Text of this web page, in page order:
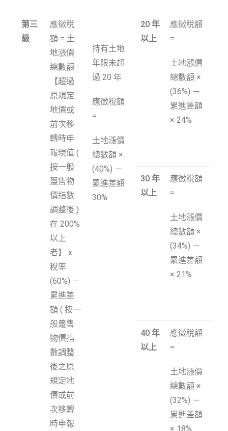
第三
級
應徵稅
額 = 土
地漲價
總數額
【超過
原規定
地價或
前次移
轉時申
報現值 (
按一般
躉售物
價指數
調整後 )
在 200%
以上
者】 x
稅率
(60%) －
累進差
額 ( 按一
般躉售
物價指
數調整
後之原
規定地
價或前
次移轉
時申報
持有土地
年限未超
過 20 年
應徵稅額
=
土地漲價
總數額 ×
(40%) －
累進差額
30%
20年
以上
應徵稅額
=
土地漲價
總數額 ×
(36%) －
累進差額
× 24%
30年
以上
應徵稅額
=
土地漲價
總數額 ×
(34%) －
累進差額
× 21%
40年
以上
應徵稅額
=
土地漲價
總數額 ×
(32%) －
累進差額
× 18%